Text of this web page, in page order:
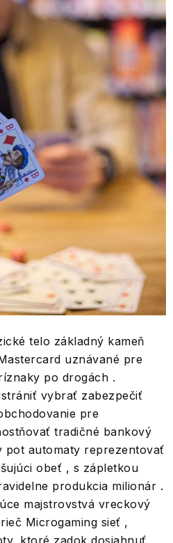
telo základný kameň
uznávané pre
po drogách .
vybrať zabezpečiť
pre
tradičné bankový
pot automaty reprezentovať
obeť , s zápletkou
produkcia milionár .
majstrovstvá vreckový
Microgaming sieť ,
ktoré zadok dosiahnuť